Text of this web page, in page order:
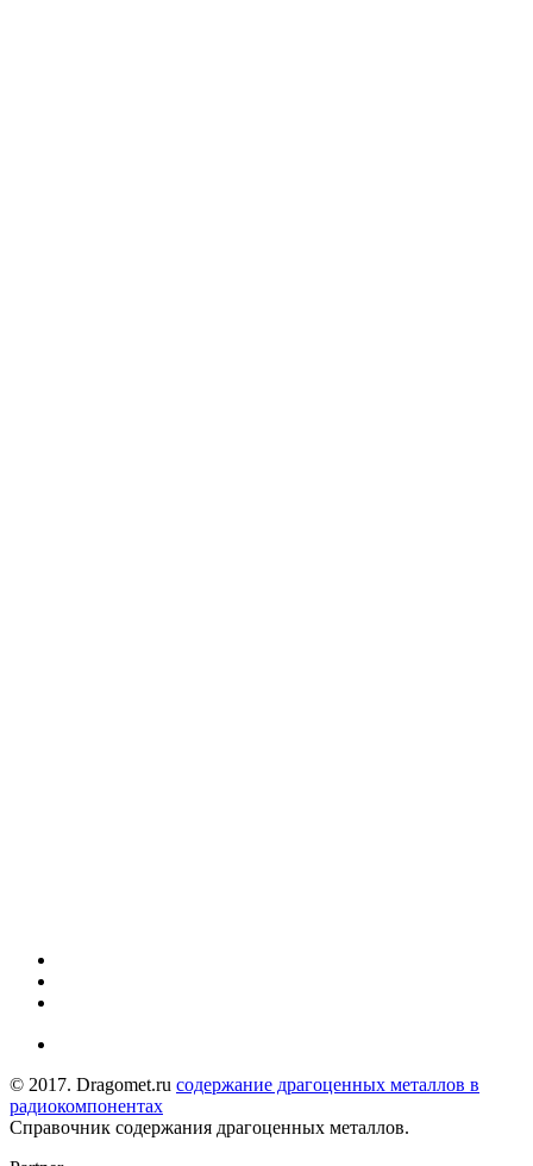
© 2017. Dragomet.ru содержание драгоценных металлов в
радиокомпонентах
Справочник содержания драгоценных металлов.